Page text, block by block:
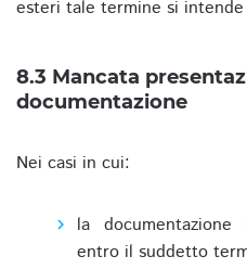
esteri tale termine si
8.3 Mancata
documentazione
Nei casi in cui:
la
entro il suddetto